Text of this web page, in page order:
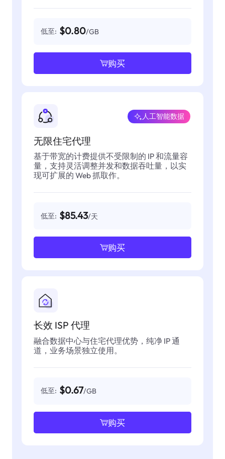
低至: $0.80/GB
购买
无限住宅代理
人工智能数据
基于带宽的计费提供不受限制的 IP 和流量容
量，支持灵活调整并发和数据吞吐量，以实
现可扩展的 Web 抓取作。
低至: $85.43/天
购买
长效 ISP 代理
融合数据中心与住宅代理优势，纯净 IP 通
道，业务场景独立使用。
低至: $0.67/GB
购买